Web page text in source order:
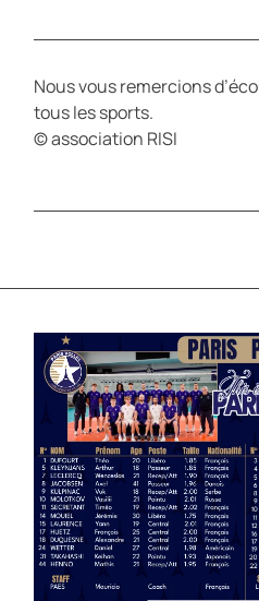
Nous vous remercions
tous les sports.
© association RISI